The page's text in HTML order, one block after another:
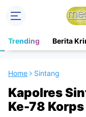
Trending Berita
Home Sintang
Kapolres
Ke-78